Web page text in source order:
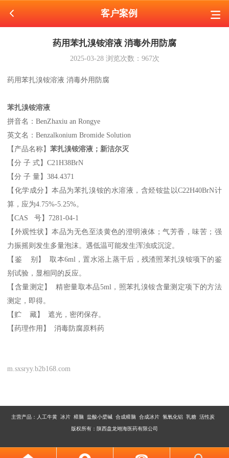
客户案例
药用苯扎溴铵溶液 消毒外用防腐
2025-03-28浏览次数： 967次
药用苯扎溴铵溶液 消毒外用防腐
苯扎溴铵溶液
拼音名：BenZhaxiu an Rongye
英文名：Benzalkonium Bromide Solution
【产品名称】苯扎溴铵溶液；新洁尔灭
【分 子 式】C21H38BrN
【分 子 量】384.4371
【化学成分】本品为苯扎溴铵的水溶液，含烃铵盐以C22H40BrN计
算，应为4.75%-5.25%。
【CAS 号】7281-04-1
【外观性状】本品为无色至淡黄色的澄明液体；气芳香，味苦；强
力振摇则发生多量泡沫。遇低温可能发生浑浊或沉淀。
【鉴
别】 取本6ml，置水浴上蒸干后，残渣照苯扎溴铵项下的鉴
别试验，显相同的反应。
【含量测定】
精密量取本品5ml，照苯扎溴铵含量测定项下的方法
测定，即得。
【贮
藏】
遮光，密闭保存。
【药理作用】
消毒防腐原料药
m.sxsryy.b2b168.com
主营产品： 人工牛黄 冰片 樟脑 盐酸小檗碱 合成樟脑 合成冰片 氢氧化铝 乳糖 活性炭
版权所有：陕西盘龙翊海医药有限公司